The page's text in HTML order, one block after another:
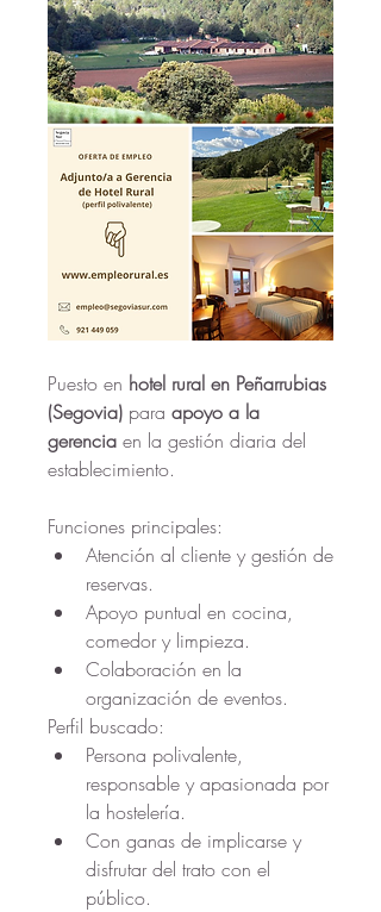
Puesto en hotel rural en Peñarrubias
(Segovia) para apoyo a la
gerencia en la gestión diaria del
establecimiento.
Funciones principales:
Atención al cliente y gestión de
reservas.
Apoyo puntual en cocina,
comedor y limpieza.
Colaboración en la
organización de eventos.
Perfil buscado:
Persona polivalente,
responsable y apasionada por
la hostelería.
Con ganas de implicarse y
disfrutar del trato con el
público.